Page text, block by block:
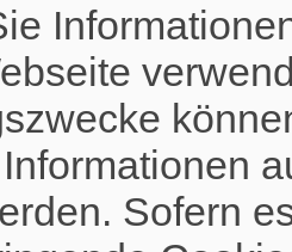
Sofern